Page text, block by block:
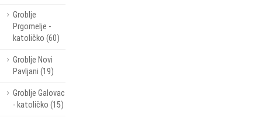
Groblje
Prgomelje -
katoličko (60)
Groblje Novi
Pavljani (19)
Groblje Galovac
- katoličko (15)